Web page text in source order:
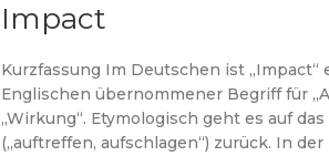
Impact
Kurzfassung Im Deutschen ist „Impact“
Englischen übernommener Begriff für
„Wirkung“. Etymologisch geht es auf
(„auftreffen, aufschlagen“) zurück. In der